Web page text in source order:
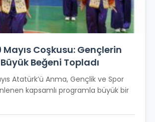
Mayıs Coşkusu: Gençlerin
Beğeni Topladı
Atatürk’ü Anma, Gençlik ve Spor
kapsamlı programla büyük bir